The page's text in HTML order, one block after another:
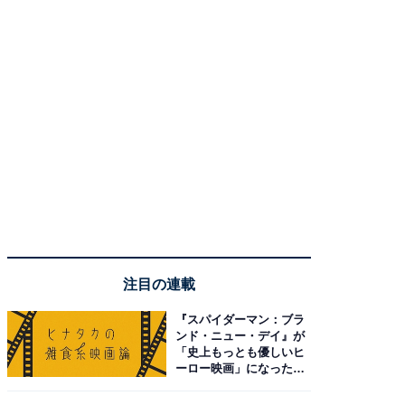
注目の連載
『スパイダーマン：ブラ
ンド・ニュー・デイ』が
「史上もっとも優しいヒ
ーロー映画」になった理